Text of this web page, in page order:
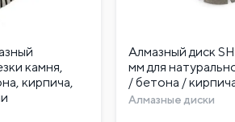
камня,
кирпича,
Алмазный диск
мм для
/ бетона /
Алмазные диски